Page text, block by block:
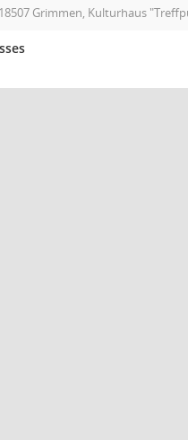
Grimmen, Kulturhaus